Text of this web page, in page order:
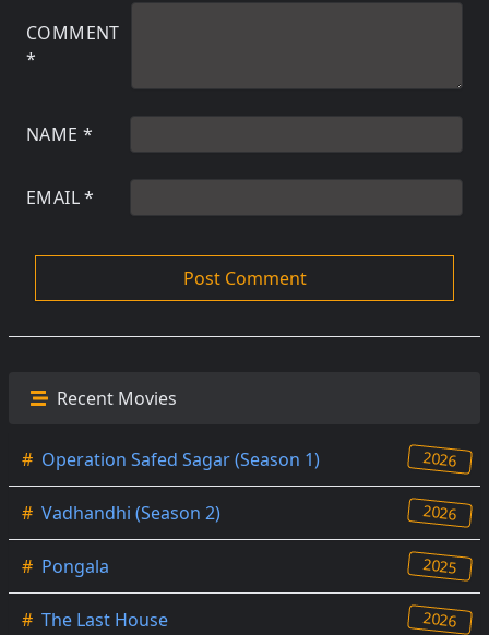
COMMENT
*
NAME *
EMAIL*
Recent Movies
# Operation Safed Sagar (Season 1) 2026
# Vadhandhi (Season 2) 2026
# Pongala 2025
# The Last House 2026